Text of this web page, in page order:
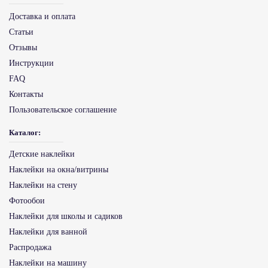
Доставка и оплата
Статьи
Отзывы
Инструкции
FAQ
Контакты
Пользовательское соглашение
Каталог:
Детские наклейки
Наклейки на окна/витрины
Наклейки на стену
Фотообои
Наклейки для школы и садиков
Наклейки для ванной
Распродажа
Наклейки на машину